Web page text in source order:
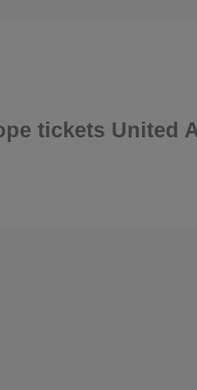
tickets United